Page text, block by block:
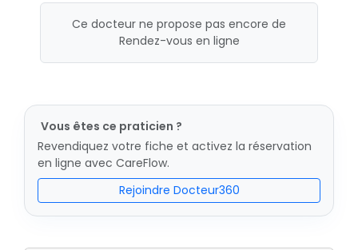
Ce docteur ne propose pas encore de
Rendez-vous en ligne
Vous êtes ce praticien ?
Revendiquez votre fiche et activez la réservation
en ligne avec CareFlow.
Rejoindre Docteur360